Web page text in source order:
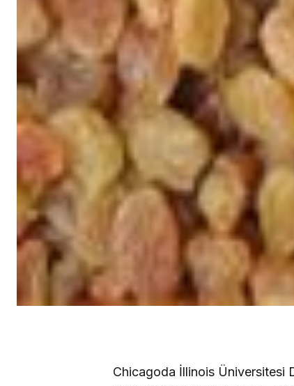
Chicagoda İllinois Üniversitesi